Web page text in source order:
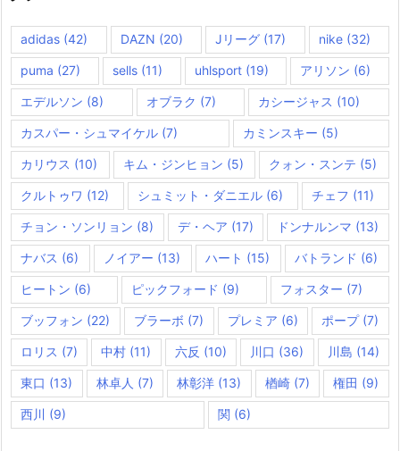
adidas (42) DAZN (20) Jリーグ (17) nike(32)
puma (27) sells(11) uhlsport(19) アリソン (6)
エデルソン (8) オブラク (7) カシージャス (10)
カスパー・シュマイケル (7) カミンスキー (5)
カリウス (10) キム・ジンヒョン (5) クォン・スンテ (5)
クルトゥワ (12) シュミット・ダニエル (6) チェフ (11)
チョン・ソンリョン (8) デ・ヘア (17) ドンナルンマ (13)
ナバス (6) ノイアー (13) ハート (15) バトランド (6)
ヒートン (6) ピックフォード (9) フォスター (7)
ブッフォン (22) ブラーボ (7) プレミア (6) ポープ(7)
ロリス (7) 中村 (11) 六反 (10) 川口 (36) 川島 (14)
東口 (13) 林卓人 (7) 林彰洋 (13) 楢崎(7) 権田 (9)
西川 (9) 関 (6)